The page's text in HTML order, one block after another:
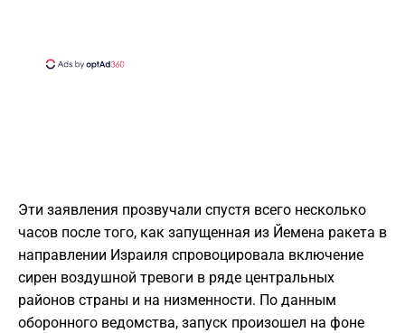
Эти заявления прозвучали спустя всего несколько
часов после того, как запущенная из Йемена ракета в
направлении Израиля спровоцировала включение
сирен воздушной тревоги в ряде центральных
районов страны и на низменности. По данным
оборонного ведомства, запуск произошел на фоне